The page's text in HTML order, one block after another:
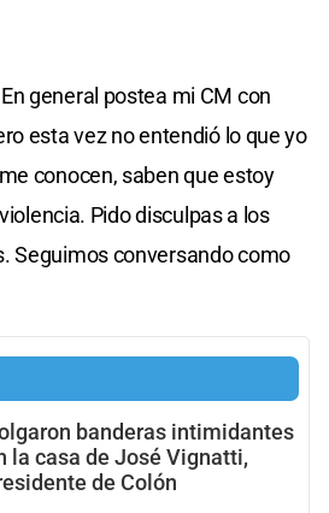
general postea mi CM con
esta vez no entendió lo que yo
conocen, saben que estoy
Pido disculpas a los
Seguimos conversando como
banderas intimidantes
la casa de José Vignatti,
de Colón